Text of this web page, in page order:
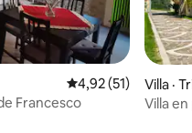
Note moyenne de
4,92 (51)
Francesco
Villa ·
Villa